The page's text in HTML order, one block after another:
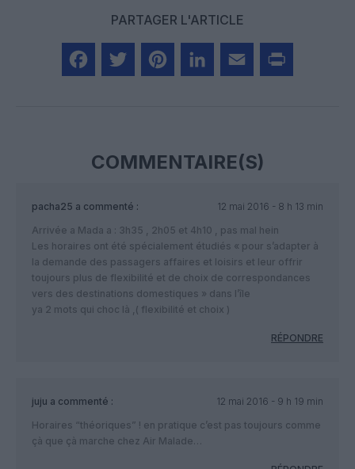
PARTAGER L'ARTICLE
COMMENTAIRE(S)
pacha25 a commenté :
12 mai 2016 - 8 h 13 min
Arrivée a Mada a : 3h35 , 2h05 et 4h10 , pas mal hein
Les horaires ont été spécialement étudiés « pour s’adapter à
la demande des passagers affaires et loisirs et leur offrir
toujours plus de flexibilité et de choix de correspondances
vers des destinations domestiques » dans l’île
ya 2 mots qui choc là ,( flexibilité et choix )
RÉPONDRE
juju a commenté :
12 mai 2016 - 9 h 19 min
Horaires “théoriques” ! en pratique c’est pas toujours comme
çà que çà marche chez Air Malade…